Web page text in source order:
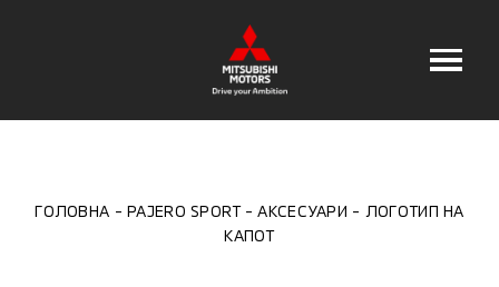
ГОЛОВНА PAJERO SPORT АКСЕСУАРИ
ЛОГОТИП НА
КАПОТ